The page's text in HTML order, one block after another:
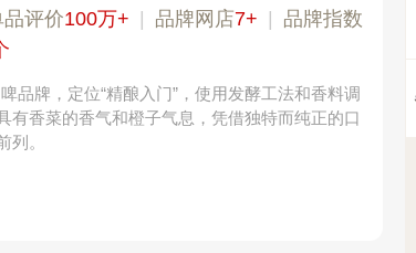
品评价100万+ 品牌网店7+
品牌指数
品牌，定位“精酿入门”，使用发酵工法和香料调
有香菜的香气和橙子气息，凭借独特而纯正的口
列。